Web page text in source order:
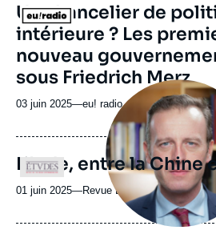
ou
émission
Logo
URL
de
Spotify
Un chancelier de
intérieure ? Les
nouveau
sous Friedrich Merz
03 juin 2025—Nom
journal,
revue
ou
émission
eu! radio
Logo
Image
principale
médiatique
L’Inde, entre la Chine
01 juin 2025—Nom
journal,
Revue Études